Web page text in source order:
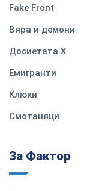
Fake Front
Вяра и демони
Досиетата Х
Емигранти
Клюки
Смотаняци
За Фактор